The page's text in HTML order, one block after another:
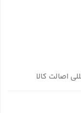
اصالت کالا